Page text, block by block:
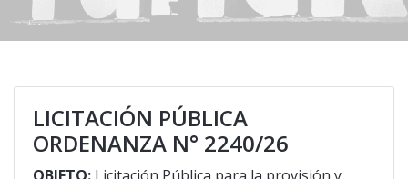
LICITACIÓN PÚBLICA
ORDENANZA N° 2240/26